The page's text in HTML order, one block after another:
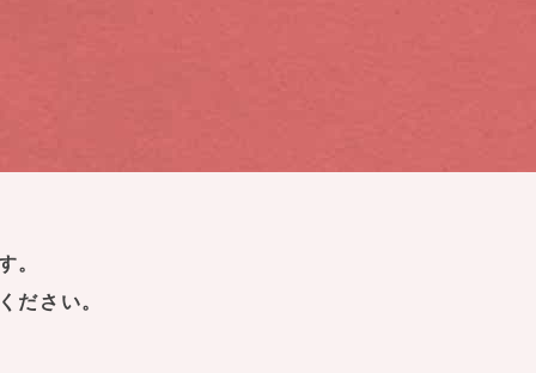
。
ださい。